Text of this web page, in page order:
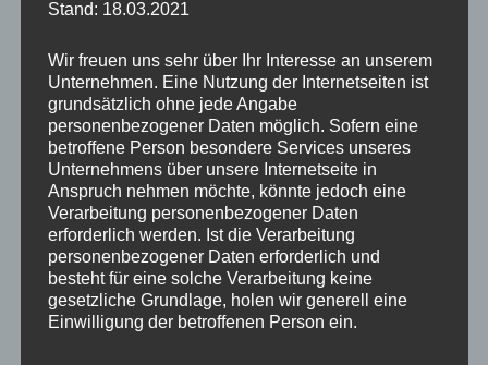
Thema häufig “totgeschwiegen”, wozu
mangelndes Wissen und viele im Umlauf
befindliche Falschinformationen beitragen.
Häufig wird z.B. vermutet, dass immer die
Arbeit Hauptursache der Depression ist. Dieser
Diskussion möchten viele Führungskräfte
natürlich ausweichen. Dabei wird oftmals
ausgeblendet, dass auch eine erbliche
Veranlagung oder die familiäre Situation eine
erhebliche Rolle spielen kann.
Stand: 18.03.2021
Wir freuen uns sehr über Ihr Interesse an unserem
Unternehmen. Eine Nutzung der Internetseiten ist
grundsätzlich ohne jede Angabe
personenbezogener Daten möglich. Sofern eine
betroffene Person besondere Services unseres
Unternehmens über unsere Internetseite in
Anspruch nehmen möchte, könnte jedoch eine
Verarbeitung personenbezogener Daten
erforderlich werden. Ist die Verarbeitung
personenbezogener Daten erforderlich und
besteht für eine solche Verarbeitung keine
gesetzliche Grundlage, holen wir generell eine
Einwilligung der betroffenen Person ein.